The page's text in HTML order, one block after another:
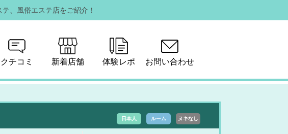
、風俗エステ店をご紹介！
クチコミ 新着店舗 体験レポ お問い合わせ
日本人 ルーム ヌキなし